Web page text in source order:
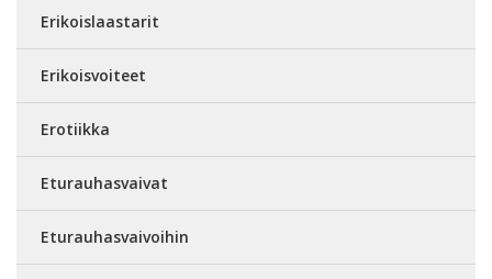
Erikoislaastarit
Erikoisvoiteet
Erotiikka
Eturauhasvaivat
Eturauhasvaivoihin